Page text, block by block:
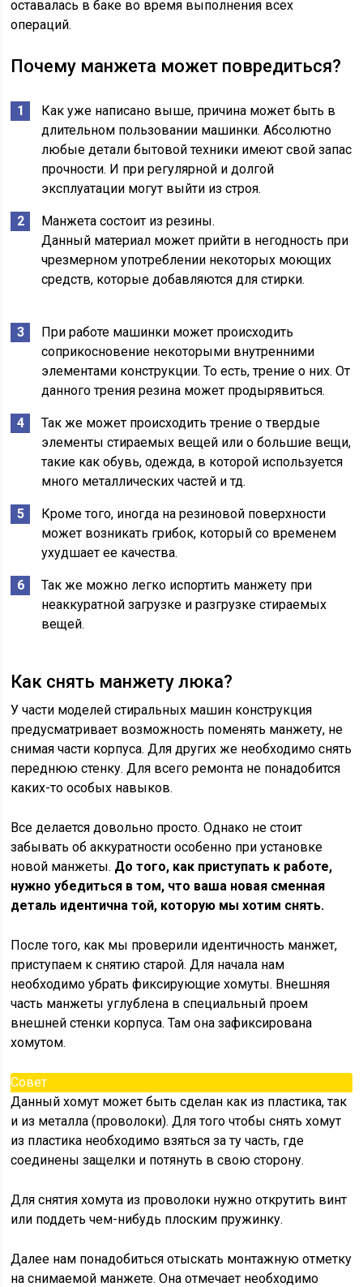
оставалась в баке во время выполнения всех
операций.
Почему манжета может повредиться?
Как уже написано выше, причина может быть в
длительном пользовании машинки. Абсолютно
любые детали бытовой техники имеют свой запас
прочности. И при регулярной и долгой
эксплуатации могут выйти из строя.
Манжета состоит из резины.
Данный материал может прийти в негодность при
чрезмерном употреблении некоторых моющих
средств, которые добавляются для стирки.
При работе машинки может происходить
соприкосновение некоторыми внутренними
элементами конструкции. То есть, трение о них. От
данного трения резина может продырявиться.
Так же может происходить трение о твердые
элементы стираемых вещей или о большие вещи,
такие как обувь, одежда, в которой используется
много металлических частей и тд.
Кроме того, иногда на резиновой поверхности
может возникать грибок, который со временем
ухудшает ее качества.
Так же можно легко испортить манжету при
неаккуратной загрузке и разгрузке стираемых
вещей.
Как снять манжету люка?
У части моделей стиральных машин конструкция
предусматривает возможность поменять манжету, не
снимая части корпуса. Для других же необходимо снять
переднюю стенку. Для всего ремонта не понадобится
каких-то особых навыков.
Все делается довольно просто. Однако не стоит
забывать об аккуратности особенно при установке
новой манжеты. До того, как приступать к работе,
нужно убедиться в том, что ваша новая сменная
деталь идентична той, которую мы хотим снять.
После того, как мы проверили идентичность манжет,
приступаем к снятию старой. Для начала нам
необходимо убрать фиксирующие хомуты. Внешняя
часть манжеты углублена в специальный проем
внешней стенки корпуса. Там она зафиксирована
хомутом.
Совет
Данный хомут может быть сделан как из пластика, так
и из металла (проволоки). Для того чтобы снять хомут
из пластика необходимо взяться за ту часть, где
соединены защелки и потянуть в свою сторону.
Для снятия хомута из проволоки нужно открутить винт
или поддеть чем-нибудь плоским пружинку.
Далее нам понадобиться отыскать монтажную отметку
на снимаемой манжете. Она отмечает необходимо